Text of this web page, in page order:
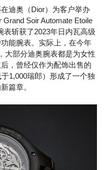
迪奥（Dior）为客户举办
Soir Automate Etoile
表斩获了2023年日内瓦高级
能腕表。实际上，在今年
大部分迪奥腕表都是为女性
，曾经仅作为配饰出售的
1,000瑞郎）形成了一个独
篇章。